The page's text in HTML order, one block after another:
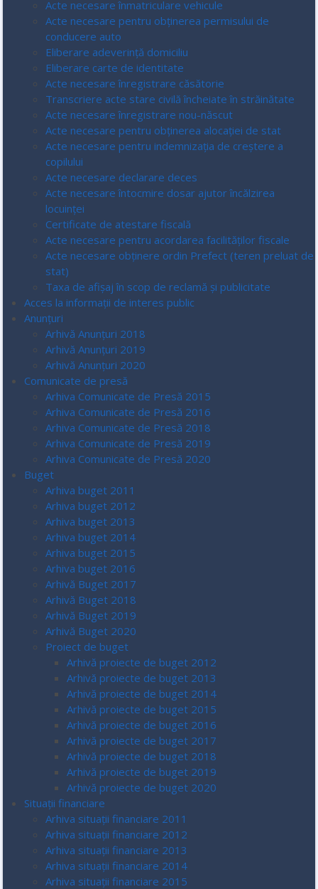
Acte necesare înmatriculare vehicule
Acte necesare pentru obținerea permisului de
conducere auto
Eliberare adeverință domiciliu
Eliberare carte de identitate
Acte necesare înregistrare căsătorie
Transcriere acte stare civilă încheiate în străinătate
Acte necesare înregistrare nou-născut
Acte necesare pentru obținerea alocației de stat
Acte necesare pentru indemnizația de creștere a
copilului
Acte necesare declarare deces
Acte necesare întocmire dosar ajutor încălzirea
locuinței
Certificate de atestare fiscală
Acte necesare pentru acordarea facilităților fiscale
Acte necesare obținere ordin Prefect (teren preluat de
stat)
Taxa de afișaj în scop de reclamă și publicitate
Acces la informaţii de interes public
Anunțuri
Arhivă Anunțuri 2018
Arhivă Anunțuri 2019
Arhivă Anunțuri 2020
Comunicate de presă
Arhiva Comunicate de Presă 2015
Arhiva Comunicate de Presă 2016
Arhiva Comunicate de Presă 2018
Arhiva Comunicate de Presă 2019
Arhiva Comunicate de Presă 2020
Buget
Arhiva buget 2011
Arhiva buget 2012
Arhiva buget 2013
Arhiva buget 2014
Arhiva buget 2015
Arhiva buget 2016
Arhivă Buget 2017
Arhivă Buget 2018
Arhivă Buget 2019
Arhivă Buget 2020
Proiect de buget
Arhivă proiecte de buget 2012
Arhivă proiecte de buget 2013
Arhivă proiecte de buget 2014
Arhivă proiecte de buget 2015
Arhivă proiecte de buget 2016
Arhivă proiecte de buget 2017
Arhivă proiecte de buget 2018
Arhivă proiecte de buget 2019
Arhivă proiecte de buget 2020
Situații financiare
Arhiva situații financiare 2011
Arhiva situații financiare 2012
Arhiva situații financiare 2013
Arhiva situații financiare 2014
Arhiva situații financiare 2015